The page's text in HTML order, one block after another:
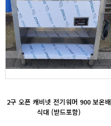
2구 오픈 캐비넷 전기워머 900 보온배
식대 (받드포함)